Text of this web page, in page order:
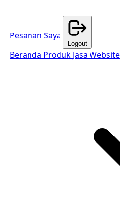
Pesanan Saya
Logout
Beranda Produk Jasa Website